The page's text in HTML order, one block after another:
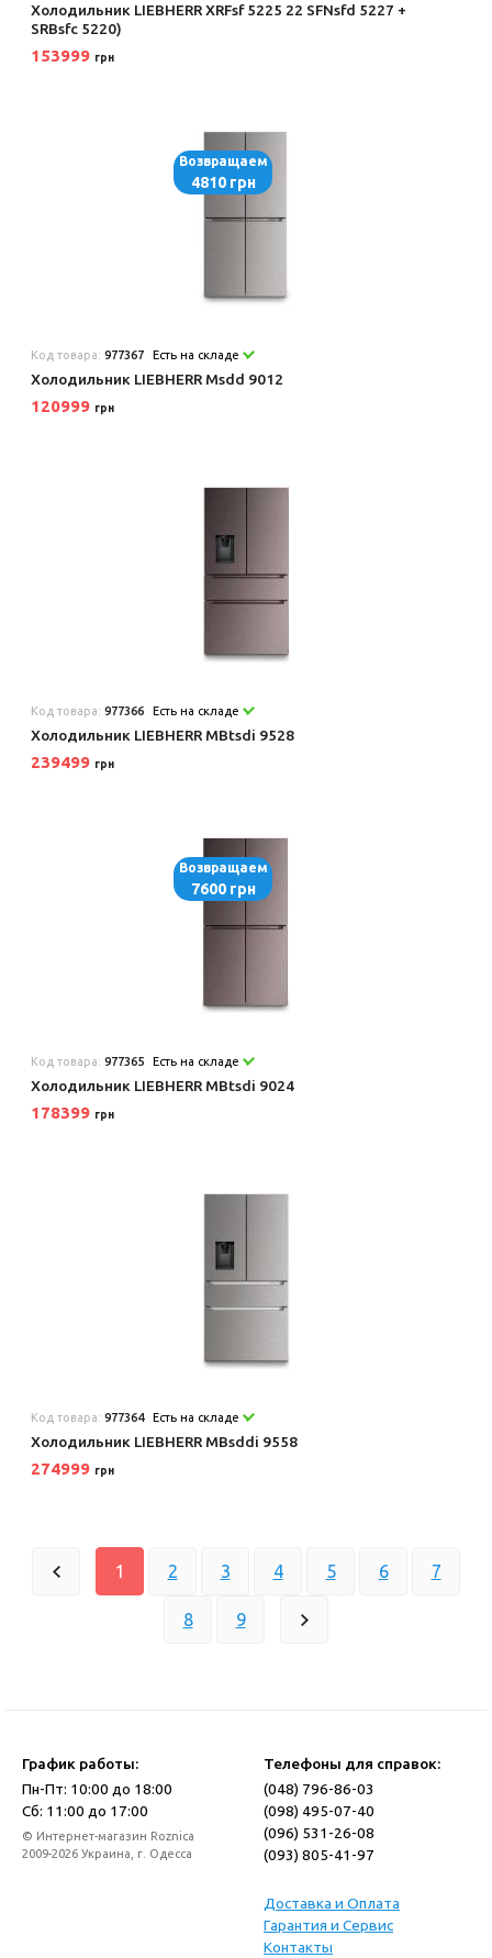
Холодильник LIEBHERR XRFsf 5225 22 SFNsfd 5227 +
SRBsfc 5220)
153999 грн
Возвращаем
4810 грн
Код товара:977367 Есть на складе
Холодильник LIEBHERR Msdd 9012
120999 грн
Код товара:977366 Есть на складе
Холодильник LIEBHERR MBtsdi 9528
239499 грн
Возвращаем
7600 грн
Код товара:977365 Есть на складе
Холодильник LIEBHERR MBtsdi 9024
178399 грн
Код товара:977364 Есть на складе
Холодильник LIEBHERR MBsddi 9558
274999 грн
1 2 3 4 5 6 7
8 9
График работы:
Пн-Пт: 10:00 до 18:00
Сб: 11:00 до 17:00
© Интернет-магазин Roznica
2009-2026 Украина, г. Одесса
Телефоны для справок:
(048) 796-86-03
(098) 495-07-40
(096) 531-26-08
(093) 805-41-97
Доставка и Оплата
Гарантия и Сервис
Контакты